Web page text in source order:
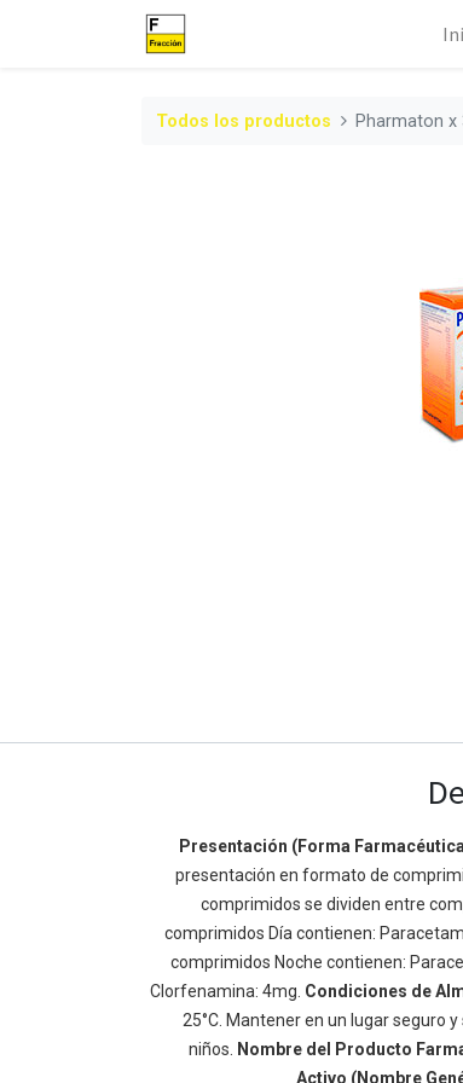
Todos los productos Pharmaton
Presentación (Forma
presentación en formato de
comprimidos se dividen entre
comprimidos Día contienen:
comprimidos Noche contienen:
Clorfenamina: 4mg. Condiciones de
25°C. Mantener en un lugar seguro
niños.
Nombre del Producto
Activo (Nombre
Enlaces de Ínteres
Inicio
Acerca de
Productos
Servicios
Política de privacidad
Acerca
Somos
mejorar la
de
pequeñas